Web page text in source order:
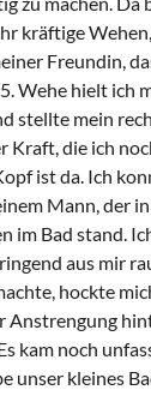
kräftige
Freundin,
Wehe hielt ich
stellte mein
Kraft, die ich
ist da. Ich
Mann, der
im Bad stand.
aus mir
hockte
Anstrengung
kam noch
unser kleines